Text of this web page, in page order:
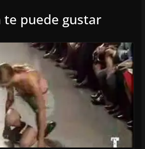
te puede gustar